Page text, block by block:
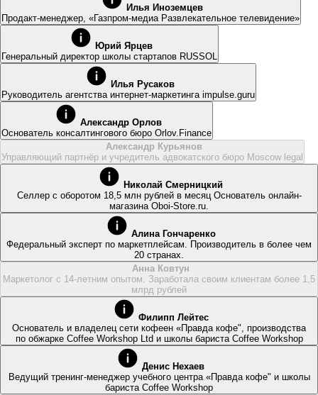
Илья Иноземцев
Продакт-менеджер, «Газпром-медиа Развлекательное телевидение»
Юрий Ярцев
Генеральный директор школы стартапов RUSSOL
Илья Русаков
Руководитель агентства интернет-маркетинга impulse.guru
Александр Орлов
Основатель консалтингового бюро Orlov.Finance
Александр Курьянов
Управляющий партнёр и учредитель адвокатского бюро Moscow legal
Николай Смерницкий
Селлер с оборотом 18,5 млн рублей в месяц Основатель онлайн-
магазина Oboi-Store.ru.
Алина Гончаренко
Федеральный эксперт по маркетплейсам. Производитель в более чем
20 странах.
Анна Ковтун
Маркетолог с 14-летним опытом. Заработала своим клиентам более 1,5
млрд рублей
Филипп Лейтес
Основатель и владелец сети кофеен «Правда кофе"‎, производства
по обжарке Coffee Workshop Ltd и школы бариста Coffee Workshop
Денис Нехаев
Ведущий тренинг-менеджер учебного центра «Правда кофе"‎ и школы
бариста Coffee Workshop